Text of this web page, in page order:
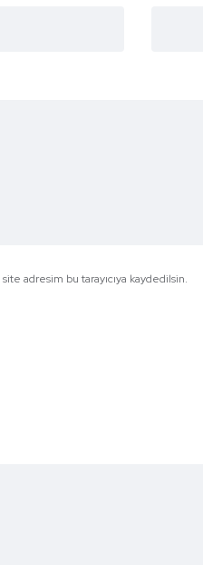
adresim bu tarayıcıya kaydedilsin.